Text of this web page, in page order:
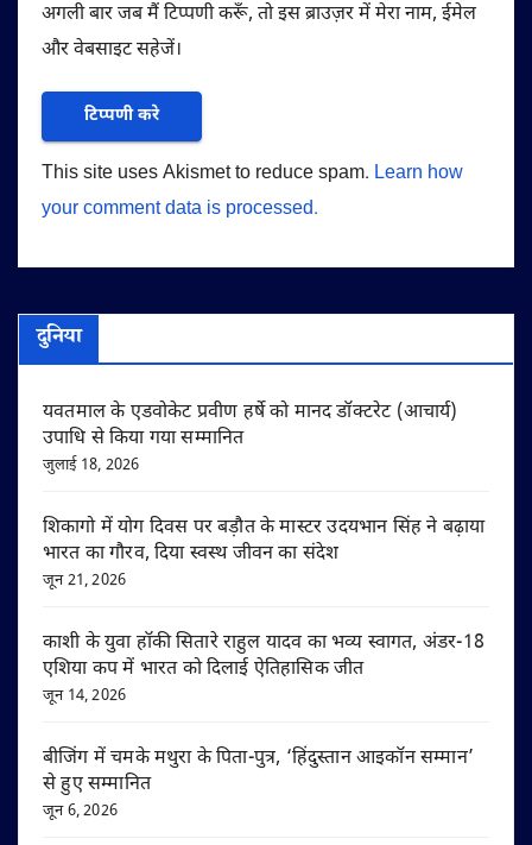
अगली बार जब मैं टिप्पणी करूँ, तो इस ब्राउज़र में मेरा नाम, ईमेल
और वेबसाइट सहेजें।
This site uses Akismet to reduce spam. Learn how
your comment data is processed.
दुनिया
यवतमाल के एडवोकेट प्रवीण हर्षे को मानद डॉक्टरेट (आचार्य)
उपाधि से किया गया सम्मानित
जुलाई 18, 2026
शिकागो में योग दिवस पर बड़ौत के मास्टर उदयभान सिंह ने बढ़ाया
भारत का गौरव, दिया स्वस्थ जीवन का संदेश
जून 21, 2026
काशी के युवा हॉकी सितारे राहुल यादव का भव्य स्वागत, अंडर-18
एशिया कप में भारत को दिलाई ऐतिहासिक जीत
जून 14, 2026
बीजिंग में चमके मथुरा के पिता-पुत्र, ‘हिंदुस्तान आइकॉन सम्मान’
से हुए सम्मानित
जून 6, 2026